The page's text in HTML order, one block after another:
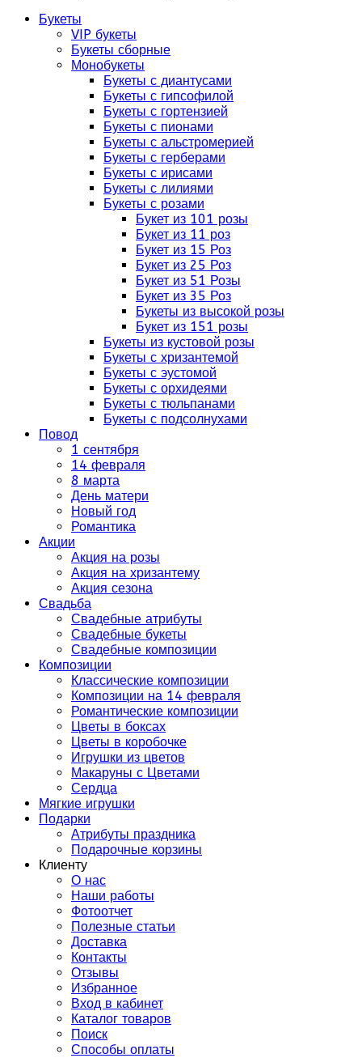
Букеты
VIP букеты
Букеты сборные
Монобукеты
Букеты с диантусами
Букеты с гипсофилой
Букеты с гортензией
Букеты с пионами
Букеты с альстромерией
Букеты с герберами
Букеты с ирисами
Букеты с лилиями
Букеты с розами
Букет из 101 розы
Букет из 11 роз
Букет из 15 Роз
Букет из 25 Роз
Букет из 51 Розы
Букет из 35 Роз
Букеты из высокой розы
Букет из 151 розы
Букеты из кустовой розы
Букеты с хризантемой
Букеты с эустомой
Букеты с орхидеями
Букеты с тюльпанами
Букеты с подсолнухами
Повод
1 сентября
14 февраля
8 марта
День матери
Новый год
Романтика
Акции
Акция на розы
Акция на хризантему
Акция сезона
Свадьба
Свадебные атрибуты
Свадебные букеты
Свадебные композиции
Композиции
Классические композиции
Композиции на 14 февраля
Романтические композиции
Цветы в боксах
Цветы в коробочке
Игрушки из цветов
Макаруны с Цветами
Сердца
Мягкие игрушки
Подарки
Атрибуты праздника
Подарочные корзины
Клиенту
О нас
Наши работы
Фотоотчет
Полезные статьи
Доставка
Контакты
Отзывы
Избранное
Вход в кабинет
Каталог товаров
Поиск
Способы оплаты